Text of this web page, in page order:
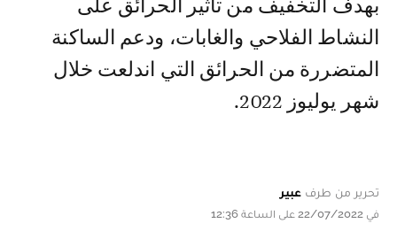
بهدف التخفيف من تأثير الحرائق على
النشاط الفلاحي ‏والغابات، ودعم الساكنة
‏المتضررة ‏من الحرائق التي اندلعت خلال
شهر يوليوز 2022. ‏
تحرير من طرف عبير
في 22/07/2022 على الساعة 12:36